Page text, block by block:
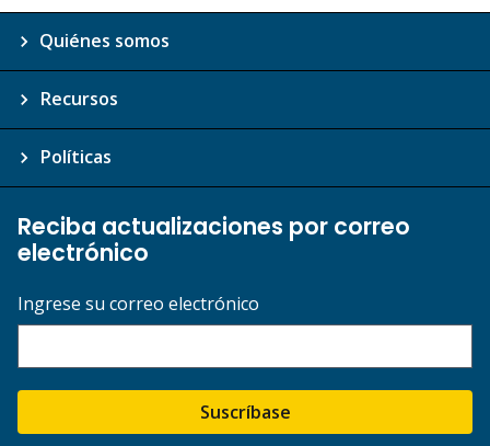
Quiénes somos
Recursos
Políticas
Reciba actualizaciones por correo
electrónico
Ingrese su correo electrónico
Suscríbase